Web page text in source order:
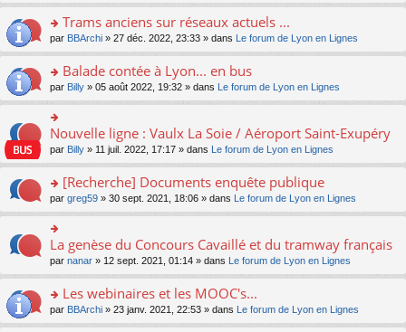
e
nt
pl
u
s
e
nt
o
lu
le
pl
u
s
c
nt
g
e
n
lu
le
pl
u
s
c
e
nt
le
m
e
a
g
e
n
o
lu
pl
u
s
ré
c
e
nt
n
ult
er
le
m
e
s
g
e
n
o
lu
pl
u
s
ré
e
nt
o
n
ult
er
le
m
e
s
g
e
n
o
n
le
u
s
ré
Trams anciens sur réseaux actuels ...
par BBArchi » 27 déc. 2022, 23:33 » dans Le forum de Lyon en Lignes
o
n
s
ult
er
le
m
e
s
a
e
n
o
n
le
Balade contée à Lyon... en bus
par Billy » 05 août 2022, 19:32 » dans Le forum de Lyon en Lignes
o
n
er
le
m
e
s
a
g
e
n
o
Nouvelle ligne : Vaulx La Soie / Aéroport Saint-Exupéry
par Billy » 11 juil. 2022, 17:17 » dans Le forum de Lyon en Lignes
o
n
s
ult
er
le
m
e
s
[Recherche] Documents enquête publique
par greg59 » 30 sept. 2021, 18:06 » dans Le forum de Lyon en Lignes
n
er
le
m
La genèse du Concours Cavaillé et du tramway français
par nanar » 12 sept. 2021, 01:14 » dans Le forum de Lyon en Lignes
o
n
Les webinaires et les MOOC's...
par BBArchi » 23 janv. 2021, 22:53 » dans Le forum de Lyon en Lignes